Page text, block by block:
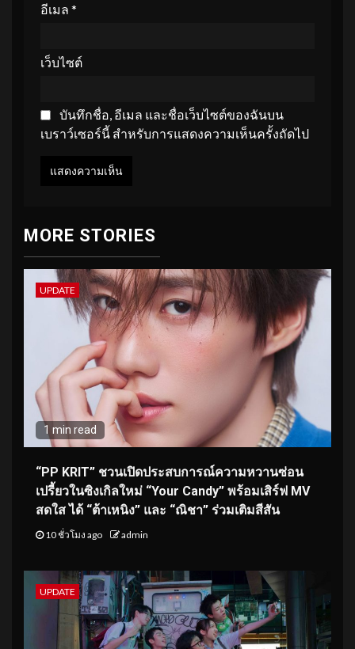
อีเมล *
เว็บไซต์
บันทึกชื่อ, อีเมล และชื่อเว็บไซต์ของฉันบน
เบราว์เซอร์นี้ สำหรับการแสดงความเห็นครั้งถัดไป
MORE STORIES
UPDATE
1 min read
“PP KRIT” ชวนเปิดประสบการณ์ความหวานซ่อน
เปรี้ยวในซิงเกิลใหม่ “Your Candy” พร้อมเสิร์ฟ MV
สดใส ได้ “ต้าเหนิง” และ “ณิชา” ร่วมเติมสีสัน
10 ชั่วโมง ago admin
UPDATE